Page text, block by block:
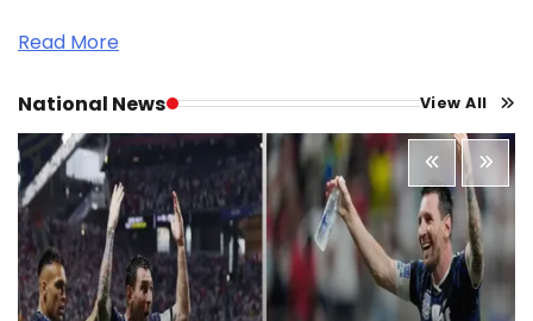
Read More
National News View All